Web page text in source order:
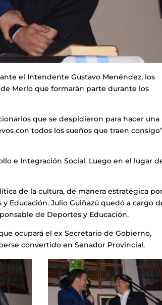
el Intendente Gustavo Menéndez, los
Merlo que formarán parte durante los
que se despidieron para hacer una
con todos los sueños que traen
e Integración Social. Luego en el lugar
de la cultura, de manera estratégica
Educación. Julio Guiñazú quedó a cargo
de Deportes y Educación.
ocupará el ex Secretario de Gobierno,
convertido en Senador Provincial.